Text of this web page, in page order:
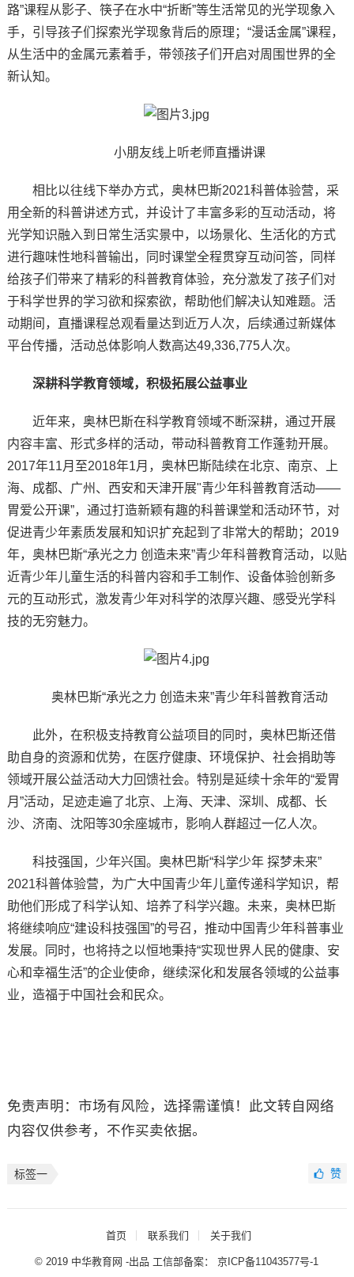
路”课程从影子、筷子在水中“折断”等生活常见的光学现象入
手，引导孩子们探索光学现象背后的原理；“漫话金属”课程，
从生活中的金属元素着手，带领孩子们开启对周围世界的全
新认知。
小朋友线上听老师直播讲课
相比以往线下举办方式，奥林巴斯2021科普体验营，采
用全新的科普讲述方式，并设计了丰富多彩的互动活动，将
光学知识融入到日常生活实景中，以场景化、生活化的方式
进行趣味性地科普输出，同时课堂全程贯穿互动问答，同样
给孩子们带来了精彩的科普教育体验，充分激发了孩子们对
于科学世界的学习欲和探索欲，帮助他们解决认知难题。活
动期间，直播课程总观看量达到近万人次，后续通过新媒体
平台传播，活动总体影响人数高达49,336,775人次。
深耕科学教育领域，积极拓展公益事业
近年来，奥林巴斯在科学教育领域不断深耕，通过开展
内容丰富、形式多样的活动，带动科普教育工作蓬勃开展。
2017年11月至2018年1月，奥林巴斯陆续在北京、南京、上
海、成都、广州、西安和天津开展"青少年科普教育活动——
胃爱公开课”，通过打造新颖有趣的科普课堂和活动环节，对
促进青少年素质发展和知识扩充起到了非常大的帮助；2019
年，奥林巴斯“承光之力 创造未来”青少年科普教育活动，以贴
近青少年儿童生活的科普内容和手工制作、设备体验创新多
元的互动形式，激发青少年对科学的浓厚兴趣、感受光学科
技的无穷魅力。
奥林巴斯“承光之力 创造未来”青少年科普教育活动
此外，在积极支持教育公益项目的同时，奥林巴斯还借
助自身的资源和优势，在医疗健康、环境保护、社会捐助等
领域开展公益活动大力回馈社会。特别是延续十余年的“爱胃
月”活动，足迹走遍了北京、上海、天津、深圳、成都、长
沙、济南、沈阳等30余座城市，影响人群超过一亿人次。
科技强国，少年兴国。奥林巴斯“科学少年 探梦未来”
2021科普体验营，为广大中国青少年儿童传递科学知识，帮
助他们形成了科学认知、培养了科学兴趣。未来，奥林巴斯
将继续响应“建设科技强国”的号召，推动中国青少年科普事业
发展。同时，也将持之以恒地秉持“实现世界人民的健康、安
心和幸福生活”的企业使命，继续深化和发展各领域的公益事
业，造福于中国社会和民众。
免责声明：市场有风险，选择需谨慎！此文转自网络
内容仅供参考，不作买卖依据。
标签一 赞
首页 联系我们 关于我们
© 2019 中华教育网 -出品 工信部备案：京ICP备11043577号-1